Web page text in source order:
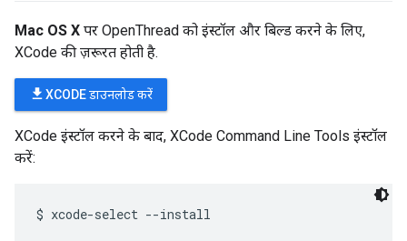
Mac OS X पर OpenThread को इंस्टॉल और बिल्ड करने के लिए,
XCode की ज़रूरत होती है.
file_downloadXCODE डाउनलोड करें
XCode इंस्टॉल करने के बाद, XCode Command Line Tools इंस्टॉल
करें: